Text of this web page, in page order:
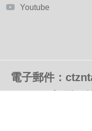
Youtube
電子郵件：